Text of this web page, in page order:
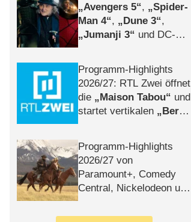
Avengers 5 ,
Spider-
Man 4 , Dune 3 ,
Jumanji 3
und DC-
Programm-Highlights
2026/​27: RTL Zwei öffnet
die
Maison Tabou
und
startet vertikalen
Berlin
Programm-Highlights
2026/​27 von
Paramount+, Comedy
Central, Nickelodeon und